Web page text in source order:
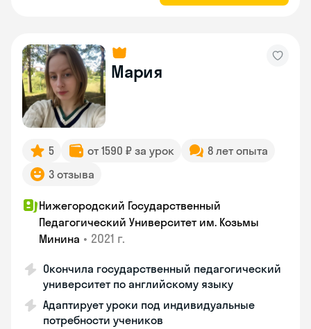
Мария
5 от 1590 ₽ за урок
8 лет опыта
3 отзыва
Нижегородский Государственный
Педагогический Университет им. Козьмы
Минина • 2021 г.
Окончила государственный педагогический
университет по английскому языку
Адаптирует уроки под индивидуальные
потребности учеников